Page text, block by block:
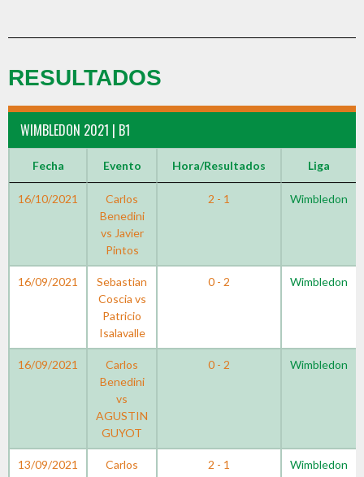
RESULTADOS
WIMBLEDON 2021 | B1
Fecha Evento Hora/Resultados Liga
16/10/2021
Carlos
Benedini
vs Javier
Pintos
2 - 1 Wimbledon
16/09/2021
Sebastian
Coscia vs
Patricio
Isalavalle
0 - 2 Wimbledon
16/09/2021
Carlos
Benedini
vs
AGUSTIN
GUYOT
0 - 2 Wimbledon
13/09/2021
Carlos
2 - 1 Wimbledon